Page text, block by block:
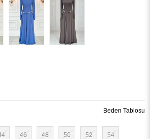
46 48 50 52 54
Beden Tablosu